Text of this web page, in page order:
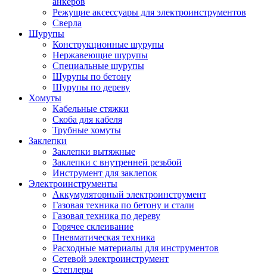
Режущие аксессуары для электроинструментов
Сверла
Шурупы
Конструкционные шурупы
Нержавеющие шурупы
Специальные шурупы
Шурупы по бетону
Шурупы по дереву
Хомуты
Кабельные стяжки
Скоба для кабеля
Трубные хомуты
Заклепки
Заклепки вытяжные
Заклепки с внутренней резьбой
Инструмент для заклепок
Электроинструменты
Аккумуляторный электроинструмент
Газовая техника по бетону и стали
Газовая техника по дереву
Горячее склеивание
Пневматическая техника
Расходные материалы для инструментов
Сетевой электроинструмент
Степлеры